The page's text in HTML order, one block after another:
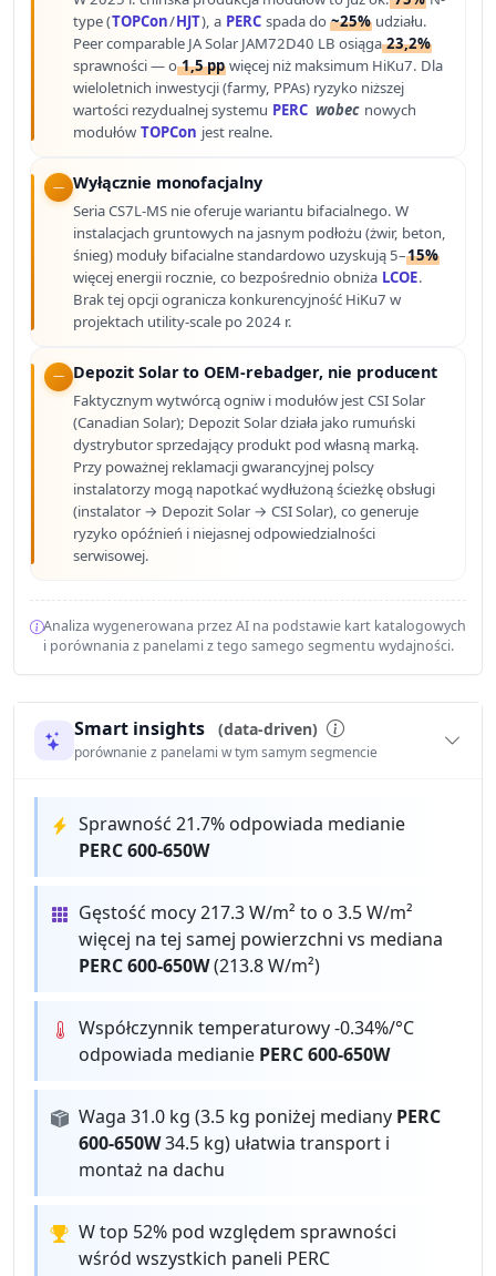
type (TOPCon/HJT), a PERC spada do~25% udziału.
Peer comparable JA Solar JAM72D40 LB osiąga23,2%
sprawności — o1,5 pp więcej niż maksimum HiKu7. Dla
wieloletnich inwestycji (farmy, PPAs) ryzyko niższej
wartości rezydualnej systemu PERC wobec nowych
modułów TOPCon jest realne.
Wyłącznie monofacjalny
Seria CS7L-MS nie oferuje wariantu bifacialnego. W
instalacjach gruntowych na jasnym podłożu (żwir, beton,
śnieg) moduły bifacialne standardowo uzyskują 5–15%
więcej energii rocznie, co bezpośrednio obniża LCOE.
Brak tej opcji ogranicza konkurencyjność HiKu7 w
projektach utility-scale po 2024 r.
Depozit Solar to OEM-rebadger, nie producent
Faktycznym wytwórcą ogniw i modułów jest CSI Solar
(Canadian Solar); Depozit Solar działa jako rumuński
dystrybutor sprzedający produkt pod własną marką.
Przy poważnej reklamacji gwarancyjnej polscy
instalatorzy mogą napotkać wydłużoną ścieżkę obsługi
(instalator → Depozit Solar → CSI Solar), co generuje
ryzyko opóźnień i niejasnej odpowiedzialności
serwisowej.
Analiza wygenerowana przez AI na podstawie kart katalogowych
i porównania z panelami z tego samego segmentu wydajności.
Smart insights (data-driven)
porównanie z panelami w tym samym segmencie
Sprawność 21.7% odpowiada medianie
PERC 600-650W
Gęstość mocy 217.3 W/m² to o 3.5 W/m²
więcej na tej samej powierzchni vs mediana
PERC 600-650W(213.8 W/m²)
Współczynnik temperaturowy -0.34%/°C
odpowiada medianie PERC 600-650W
Waga 31.0 kg (3.5 kg poniżej mediany PERC
600-650W34.5 kg) ułatwia transport i
montaż na dachu
W top 52% pod względem sprawności
wśród wszystkich paneli PERC